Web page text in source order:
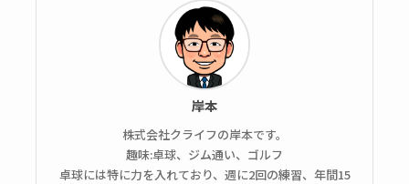
岸本
株式会社クライフの岸本です。
趣味:卓球、ジム通い、ゴルフ
卓球には特に力を入れており、週に2回の練習、年間15